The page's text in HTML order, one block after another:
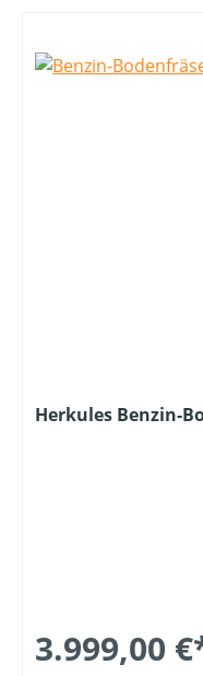
Herkules Benzin-
3.999,00